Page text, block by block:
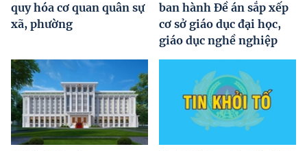
quy hóa cơ quan quân sự
xã, phường
ban hành Đề án sắp xếp
cơ sở giáo dục đại học,
giáo dục nghề nghiệp